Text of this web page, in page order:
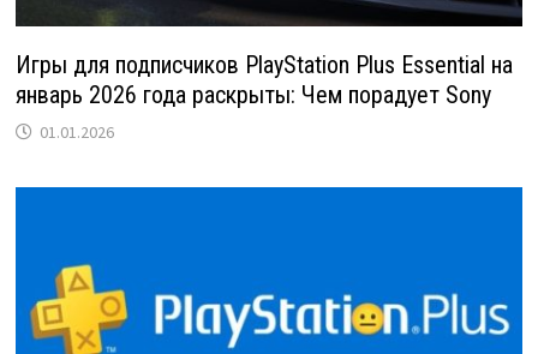
Игры для подписчиков PlayStation Plus Essential на
январь 2026 года раскрыты: Чем порадует Sony
01.01.2026